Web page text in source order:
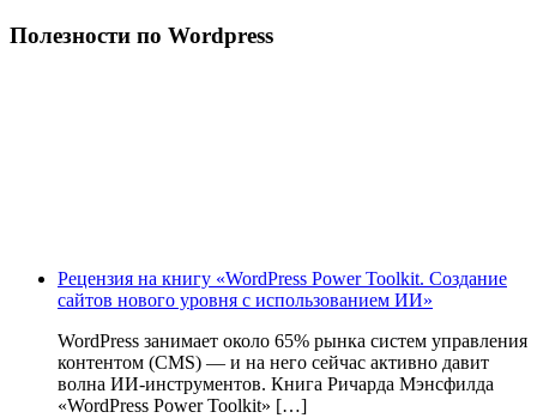
Полезности по Wordpress
Рецензия на книгу «WordPress Power Toolkit. Создание
сайтов нового уровня с использованием ИИ»
WordPress занимает около 65% рынка систем управления
контентом (CMS) — и на него сейчас активно давит
волна ИИ‑инструментов. Книга Ричарда Мэнсфилда
«WordPress Power Toolkit» […]